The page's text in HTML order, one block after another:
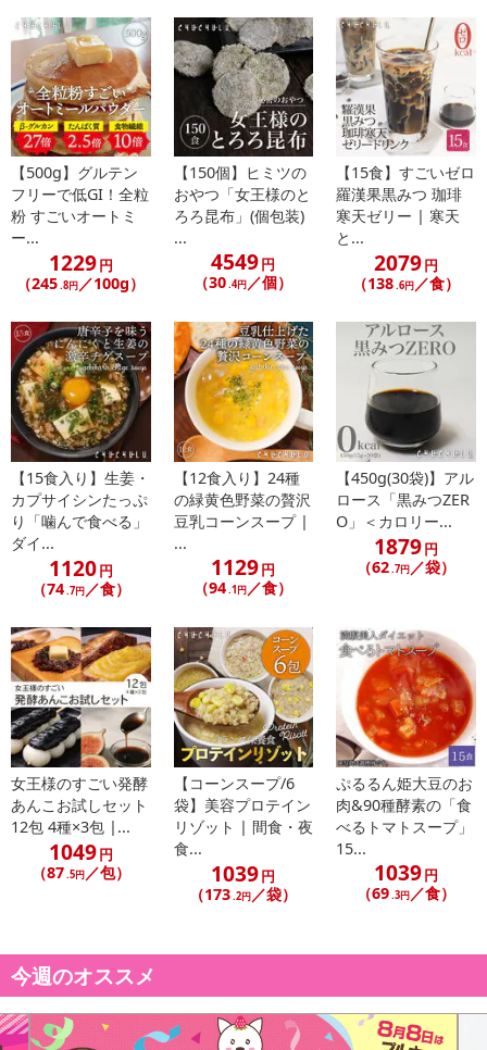
【500g】グルテン
フリーで低GI！全粒
粉 すごいオートミ
ー...
1229円
（245.8円／100g）
【150個】ヒミツの
おやつ「女王様のと
ろろ昆布」(個包装)
...
4549円
（30.4円／個）
【15食】すごいゼロ
羅漢果黒みつ 珈琲
寒天ゼリー | 寒天
と...
2079円
（138.6円／食）
【15食入り】生姜・
カプサイシンたっぷ
り「噛んで食べる」
ダイ...
1120円
（74.7円／食）
【12食入り】24種
の緑黄色野菜の贅沢
豆乳コーンスープ |
...
1129円
（94.1円／食）
【450g(30袋)】アル
ロース「黒みつZER
O」＜カロリー...
1879円
（62.7円／袋）
女王様のすごい発酵
あんこお試しセット
12包 4種×3包 |...
1049円
（87.5円／包）
【コーンスープ/6
袋】美容プロテイン
リゾット | 間食・夜
食...
1039円
（173.2円 ／袋）
ぷるるん姫大豆のお
肉&90種酵素の「食
べるトマトスープ」
15...
1039円
（69.3円 ／食）
今週のオススメ